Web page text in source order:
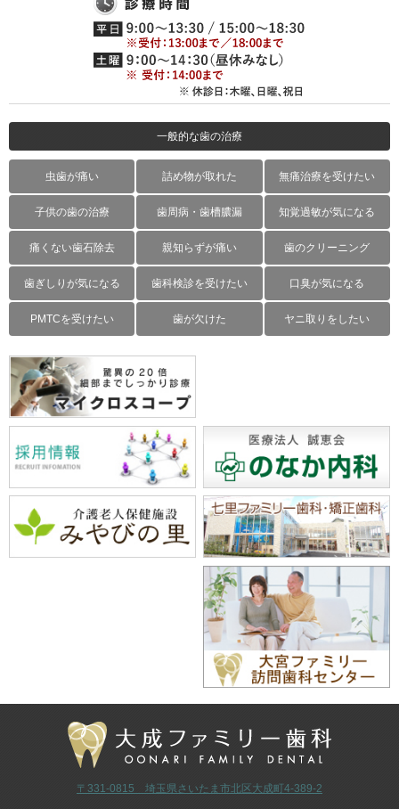
一般的な歯の治療
虫歯が痛い 詰め物が取れた 無痛治療を受けたい
子供の歯の治療 歯周病・歯槽膿漏 知覚過敏が気になる
痛くない歯石除去 親知らずが痛い 歯のクリーニング
歯ぎしりが気になる 歯科検診を受けたい 口臭が気になる
PMTCを受けたい 歯が欠けた ヤニ取りをしたい
〒331-0815 埼玉県さいたま市北区大成町4-389-2